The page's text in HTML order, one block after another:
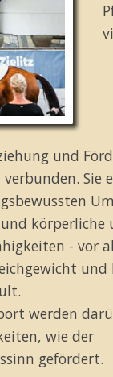
und
Sie
körperliche
- vor
werden
wie der
gefördert.